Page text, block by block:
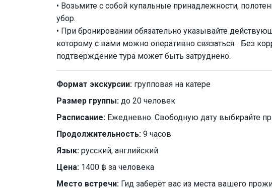
• Возьмите с собой купальные принадлежности,
убор.
• При бронировании обязательно указывайте
которому с вами можно оперативно связаться. Без
подтверждение тура может быть затруднено.
Формат экскурсии: групповая на катере
Размер группы: до 20 человек
Расписание: Ежедневно. Свободную дату выбирайте
Продолжительность: 9 часов
Язык: русский, английский
Цена: 1400 ฿ за человека
Место встречи: Гид заберёт вас из места вашего